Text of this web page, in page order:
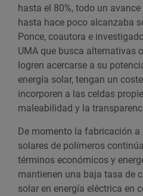
hasta el 80%, todo un
hasta hace poco alcanzaba
Ponce, coautora e
UMA que busca alternativas
logren acercarse a su
energía solar, tengan un
incorporen a las celdas
maleabilidad y la
De momento la fabricación
solares de polímeros
términos económicos y
mantienen una baja tasa de
solar en energía eléctrica en